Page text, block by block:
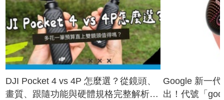
DJI Pocket 4 vs 4P 怎麼選？從鏡頭、
畫質、跟隨功能與硬體規格完整解析，
Google 新一
出！代號「